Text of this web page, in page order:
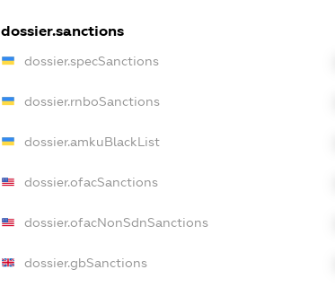
dossier.sanctions
dossier.specSanctions
dossier.rnboSanctions
dossier.amkuBlackList
dossier.ofacSanctions
dossier.ofacNonSdnSanctions
dossier.gbSanctions